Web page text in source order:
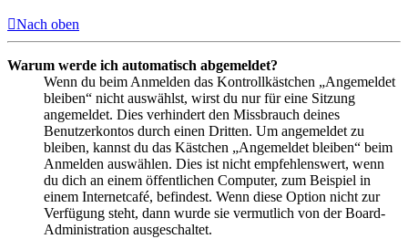
Nach oben
Warum werde ich automatisch abgemeldet?
Wenn du beim Anmelden das Kontrollkästchen „Angemeldet
bleiben“ nicht auswählst, wirst du nur für eine Sitzung
angemeldet. Dies verhindert den Missbrauch deines
Benutzerkontos durch einen Dritten. Um angemeldet zu
bleiben, kannst du das Kästchen „Angemeldet bleiben“ beim
Anmelden auswählen. Dies ist nicht empfehlenswert, wenn
du dich an einem öffentlichen Computer, zum Beispiel in
einem Internetcafé, befindest. Wenn diese Option nicht zur
Verfügung steht, dann wurde sie vermutlich von der Board-
Administration ausgeschaltet.